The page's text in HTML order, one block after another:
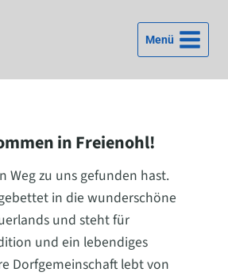
Menü
in Freienohl!
Weg zu uns gefunden hast.
in die wunderschöne
und steht für
und ein lebendiges
Dorfgemeinschaft lebt von